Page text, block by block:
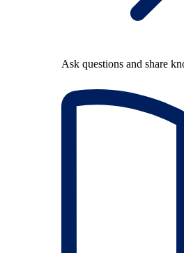
Ask questions and share